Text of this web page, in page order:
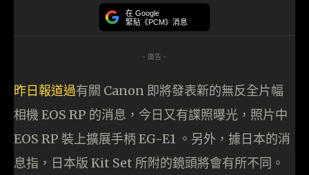
在 Google
緊貼《PCM》消息
- 廣告 -
昨日報道過有關 Canon 即將發表新的無反全片幅
相機 EOS RP 的消息，今日又有諜照曝光，照片中
EOS RP 裝上擴展手柄 EG-E1 。另外，據日本的消
息指，日本版 Kit Set 所附的鏡頭將會有所不同。